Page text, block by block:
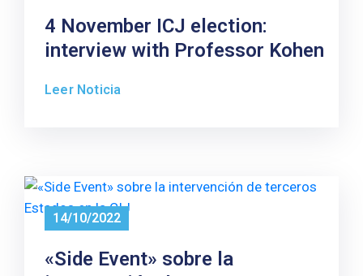
4 November ICJ election:
interview with Professor Kohen
Leer Noticia
14/10/2022
«Side Event» sobre la